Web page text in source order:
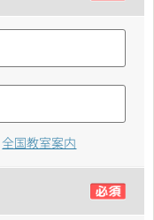
全国教室案内